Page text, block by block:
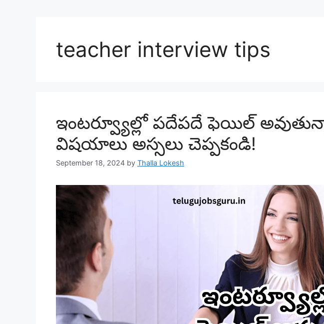
teacher interview tips
ఇంటర్వ్యూల్లో పదేపదే ఫెయిల్​
విషయాలు అస్సలు చెప్పకండి!
September 18, 2024 by Thalla Lokesh